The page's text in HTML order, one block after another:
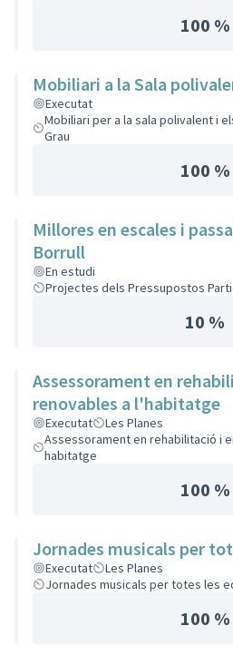
100 %
Mobiliari a la Sala
Executat
Mobiliari per a la sala polivalent i
Grau
100 %
Millores en escales i
Borrull
En estudi
Projectes dels Pressupostos
10 %
Assessorament en
renovables a l'habitatge
Executat
Les Planes
Assessorament en rehabilitació i
habitatge
100 %
Jornades musicals per
Executat
Les Planes
Jornades musicals per totes les
100 %